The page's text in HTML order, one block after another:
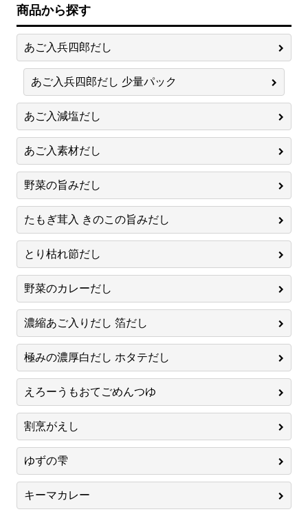
商品から探す
あご入兵四郎だし
あご入兵四郎だし 少量パック
あご入減塩だし
あご入素材だし
野菜の旨みだし
たもぎ茸入 きのこの旨みだし
とり枯れ節だし
野菜のカレーだし
濃縮あご入りだし 箔だし
極みの濃厚白だし ホタテだし
えろーうもおてごめんつゆ
割烹がえし
ゆずの雫
キーマカレー